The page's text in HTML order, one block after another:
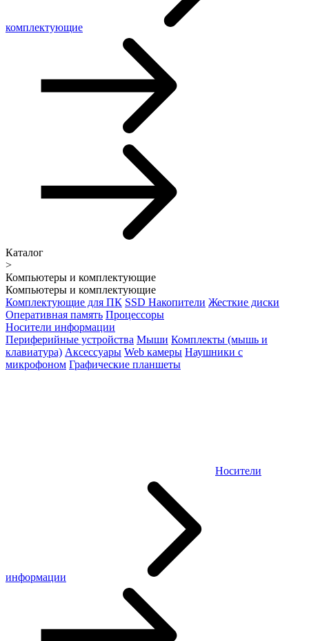
комплектующие
Каталог
>
Компьютеры и комплектующие
Компьютеры и комплектующие
Комплектующие для ПК SSD Накопители Жесткие диски
Оперативная память Процессоры
Носители информации
Периферийные устройства Мыши Комплекты (мышь и
клавиатура) Аксессуары Web камеры Наушники с
микрофоном Графические планшеты
Носители
информации